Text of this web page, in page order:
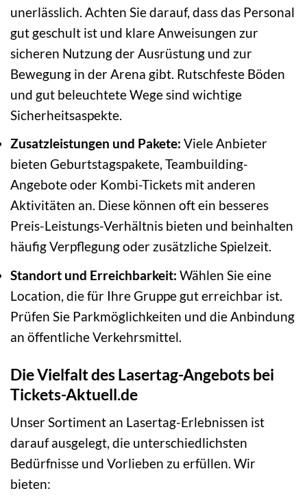
unerlässlich. Achten Sie darauf, dass das Personal
gut geschult ist und klare Anweisungen zur
sicheren Nutzung der Ausrüstung und zur
Bewegung in der Arena gibt. Rutschfeste Böden
und gut beleuchtete Wege sind wichtige
Sicherheitsaspekte.
Zusatzleistungen und Pakete: Viele Anbieter
bieten Geburtstagspakete, Teambuilding-
Angebote oder Kombi-Tickets mit anderen
Aktivitäten an. Diese können oft ein besseres
Preis-Leistungs-Verhältnis bieten und beinhalten
häufig Verpflegung oder zusätzliche Spielzeit.
Standort und Erreichbarkeit: Wählen Sie eine
Location, die für Ihre Gruppe gut erreichbar ist.
Prüfen Sie Parkmöglichkeiten und die Anbindung
an öffentliche Verkehrsmittel.
Die Vielfalt des Lasertag-Angebots bei
Tickets-Aktuell.de
Unser Sortiment an Lasertag-Erlebnissen ist
darauf ausgelegt, die unterschiedlichsten
Bedürfnisse und Vorlieben zu erfüllen. Wir
bieten: